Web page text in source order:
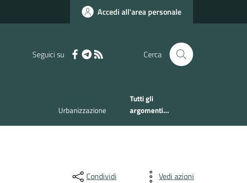
Accedi all'area personale
Seguici su Cerca
Urbanizzazione
Tutti gli
argomenti...
Condividi Vedi azioni